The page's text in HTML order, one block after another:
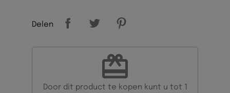
Delen
redeem
Door dit product te kopen kunt u tot 1